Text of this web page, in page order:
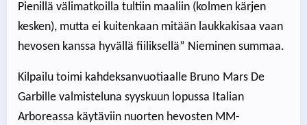
Pienillä välimatkoilla tultiin maaliin (kolmen kärjen
kesken), mutta ei kuitenkaan mitään laukkakisaa vaan
hevosen kanssa hyvällä fiiliksellä” Nieminen summaa.
Kilpailu toimi kahdeksanvuotiaalle Bruno Mars De
Garbille valmisteluna syyskuun lopussa Italian
Arboreassa käytäviin nuorten hevosten MM-